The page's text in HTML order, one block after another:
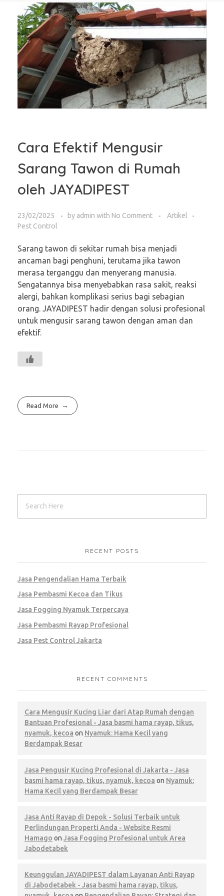
Cara Efektif Mengusir
Sarang Tawon di Rumah
oleh JAYADIPEST
23/02/2025 by admin with No Comment
Artikel
Pest Control
Sarang tawon di sekitar rumah bisa menjadi
ancaman bagi penghuni, terutama jika tawon
merasa terganggu dan menyerang manusia.
Sengatannya bisa menyebabkan rasa sakit, reaksi
alergi, bahkan komplikasi serius bagi sebagian
orang. JAYADIPEST hadir dengan solusi profesional
untuk mengusir sarang tawon dengan aman dan
efektif.
Read More
RECENT POSTS
Jasa Pengendalian Hama Terbaik
Jasa Pembasmi Kecoa dan Tikus
Jasa Fogging Nyamuk Terpercaya
Jasa Pembasmi Rayap Profesional
Jasa Pest Control Jakarta
RECENT COMMENTS
Cara Mengusir Kucing Liar dari Atap Rumah dengan
Bantuan Profesional - Jasa basmi hama rayap, tikus,
nyamuk, kecoa on Nyamuk: Hama Kecil yang
Berdampak Besar
Jasa Pengusir Kucing Profesional di Jakarta - Jasa
basmi hama rayap, tikus, nyamuk, kecoa on Nyamuk:
Hama Kecil yang Berdampak Besar
Jasa Anti Rayap di Depok - Solusi Terbaik untuk
Perlindungan Properti Anda - Website Resmi
Hamago on Jasa Fogging Profesional untuk Area
Jabodetabek
Keunggulan JAYADIPEST dalam Layanan Anti Rayap
di Jabodetabek - Jasa basmi hama rayap, tikus,